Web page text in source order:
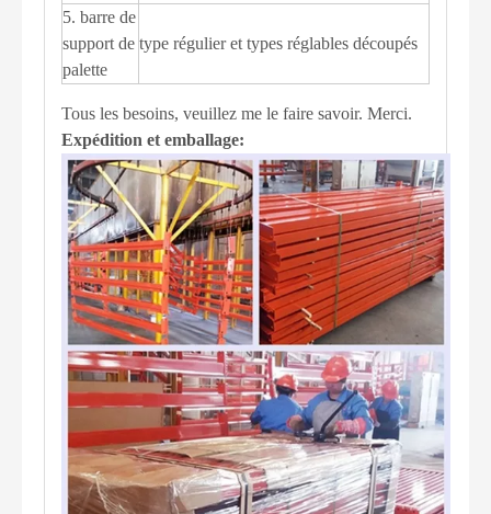
5. barre de
support de
palette
type régulier et types réglables découpés
Tous les besoins, veuillez me le faire savoir. Merci.
Expédition et emballage: